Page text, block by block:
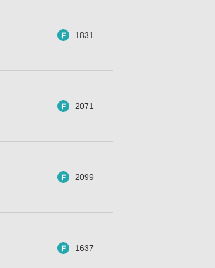
1831
2071
2099
1637